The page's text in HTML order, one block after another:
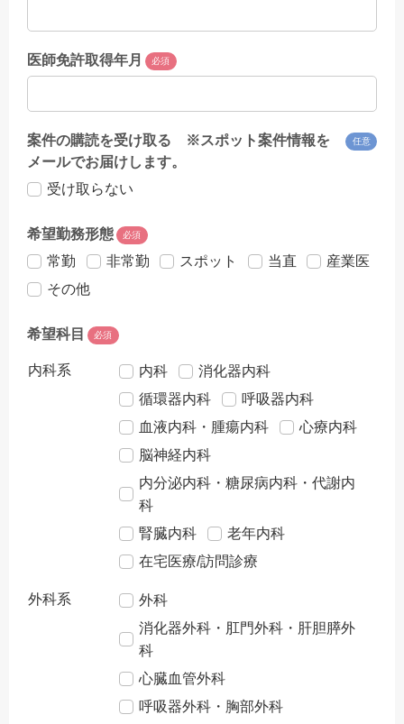
医師免許取得年月 必須
案件の購読を受け取る ※スポット案件情報を
メールでお届けします。
任意
受け取らない
希望勤務形態 必須
常勤 非常勤 スポット 当直
産業医
その他
希望科目 必須
内科系 内科
消化器内科
循環器内科
呼吸器内科
血液内科・腫瘍内科
心療内科
脳神経内科
内分泌内科・糖尿病内科・代謝内
科
腎臓内科
老年内科
在宅医療/訪問診療
外科系
外科
消化器外科・肛門外科・肝胆膵外
科
心臓血管外科
呼吸器外科・胸部外科